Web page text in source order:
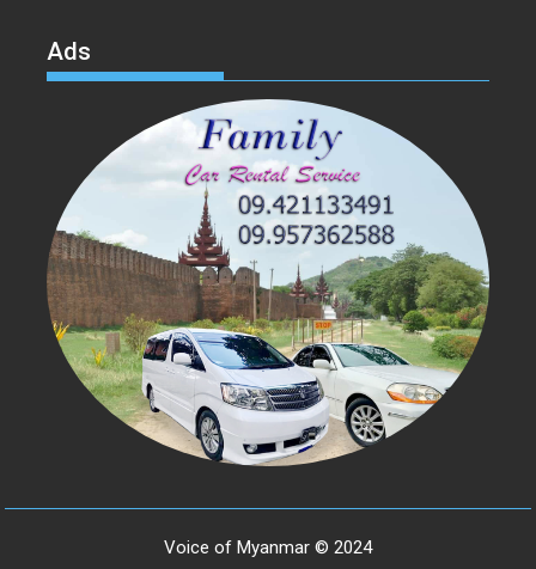
Ads
Voice of Myanmar © 2024